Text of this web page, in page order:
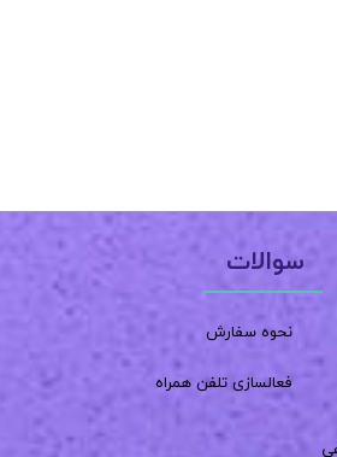
سوالات
نحوه سفارش
فعالسازی تلفن همراه